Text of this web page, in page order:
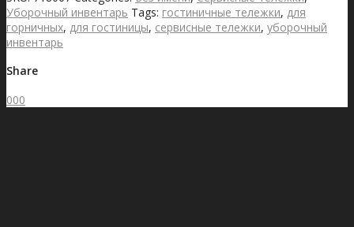
Уборочный инвентарь Tags: гостиничные тележки, для
горничных, для гостиницы, сервисные тележки, уборочный
инвентарь
Share
000